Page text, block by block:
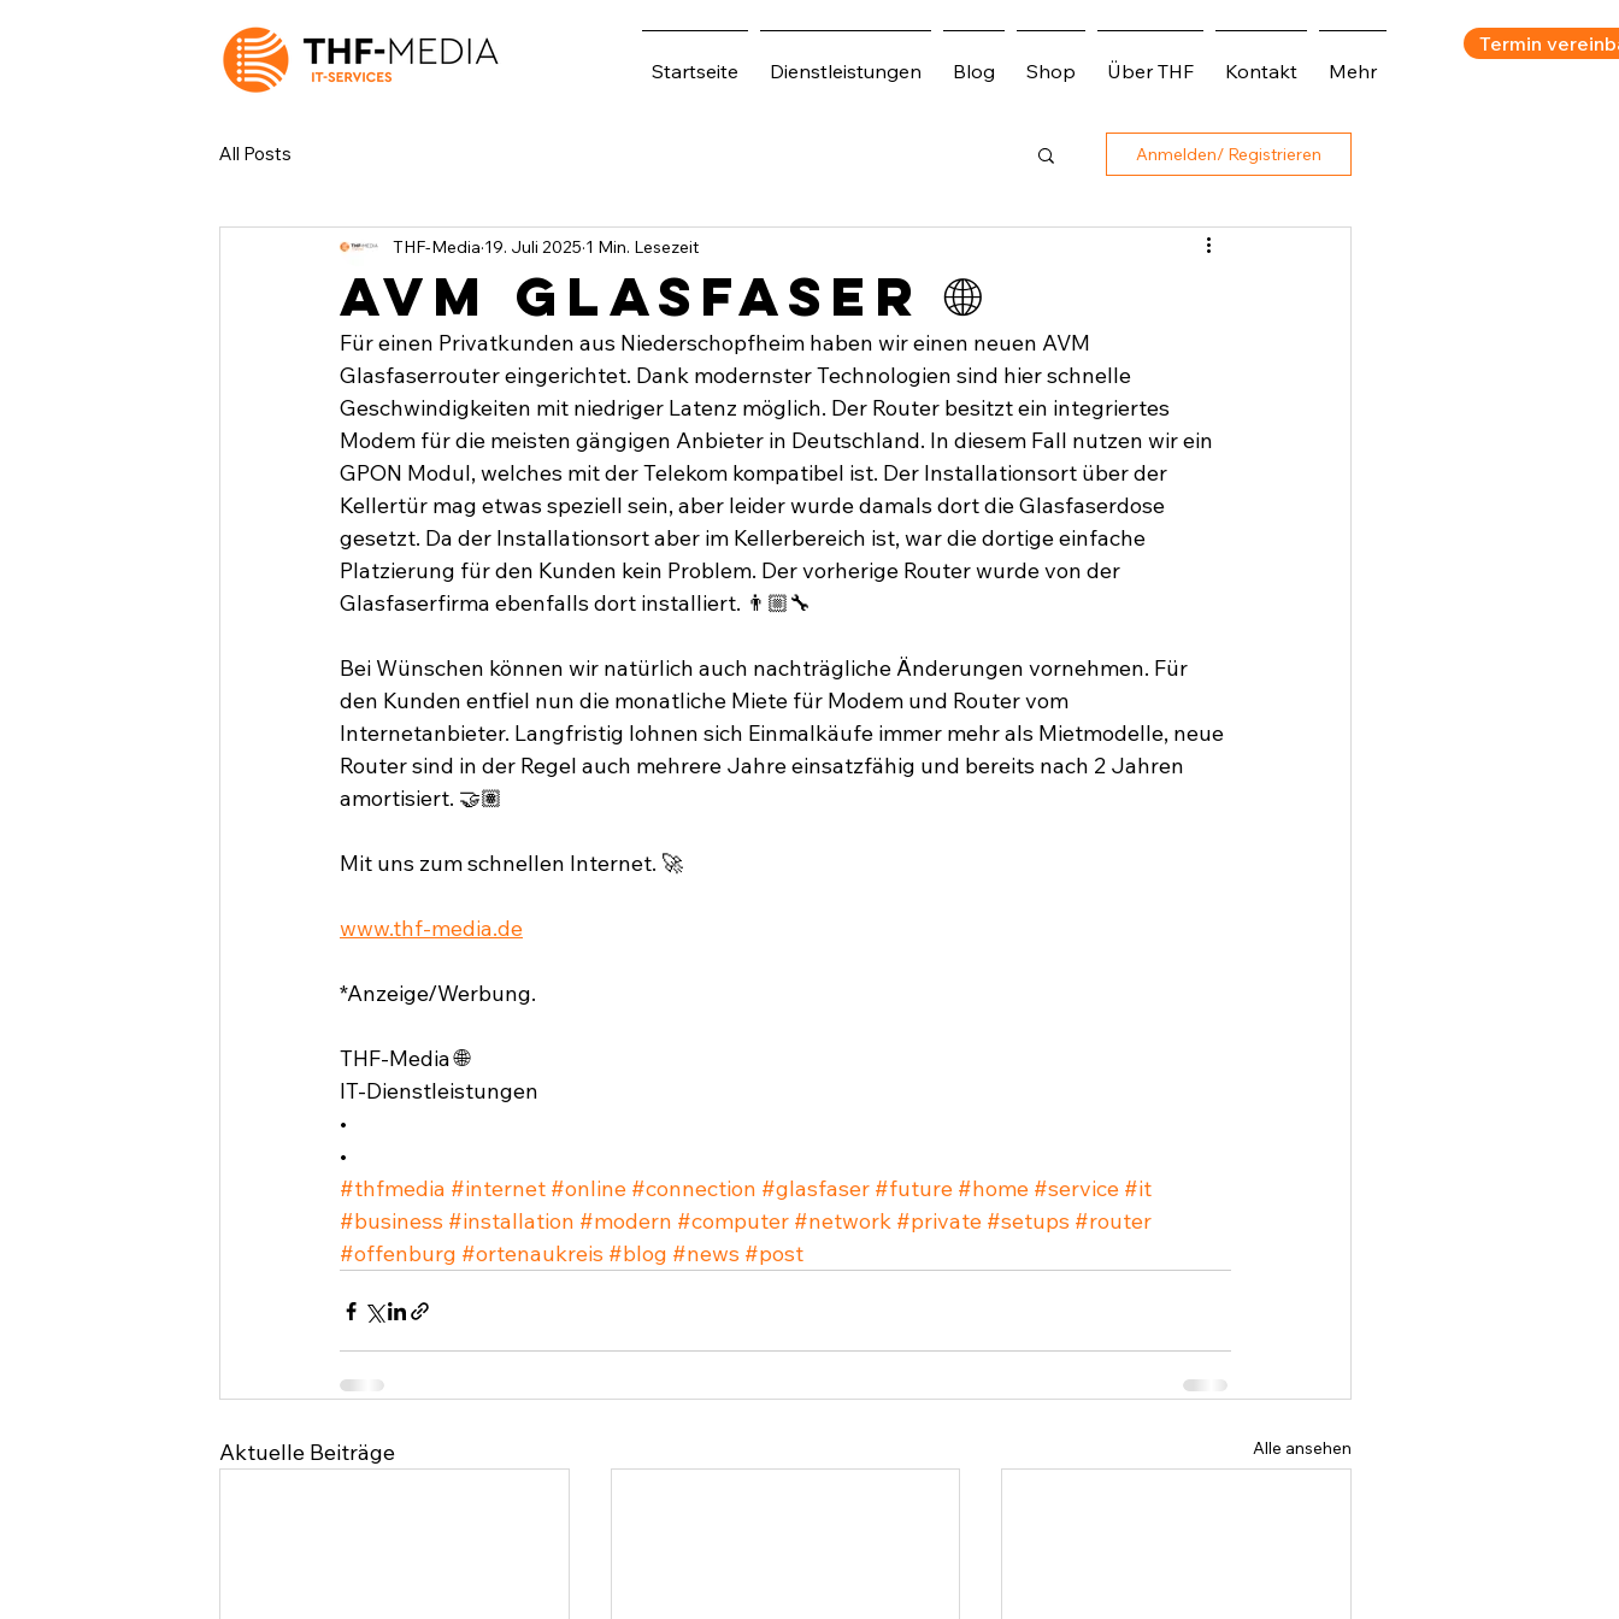
Startseite Dienstleistungen Blog Shop Über THF Kontakt Mehr
Termin
All Posts Anmelden/ Registrieren
AVM Glasfaser 🌐
THF-Media 19. Juli 2025 1 Min. Lesezeit
Für einen Privatkunden aus Niederschopfheim haben wir einen neuen AVM
Glasfaserrouter eingerichtet. Dank modernster Technologien sind hier schnelle
Geschwindigkeiten mit niedriger Latenz möglich. Der Router besitzt ein integriertes
Modem für die meisten gängigen Anbieter in Deutschland. In diesem Fall nutzen wir ein
GPON Modul, welches mit der Telekom kompatibel ist. Der Installationsort über der
Kellertür mag etwas speziell sein, aber leider wurde damals dort die Glasfaserdose
gesetzt. Da der Installationsort aber im Kellerbereich ist, war die dortige einfache
Platzierung für den Kunden kein Problem. Der vorherige Router wurde von der
Glasfaserfirma ebenfalls dort installiert. 👨🏼‍🔧
Bei Wünschen können wir natürlich auch nachträgliche Änderungen vornehmen. Für
den Kunden entfiel nun die monatliche Miete für Modem und Router vom
Internetanbieter. Langfristig lohnen sich Einmalkäufe immer mehr als Mietmodelle, neue
Router sind in der Regel auch mehrere Jahre einsatzfähig und bereits nach 2 Jahren
amortisiert. 🤝🏽
Mit uns zum schnellen Internet. 🚀
www.thf-media.de
*Anzeige/Werbung.
THF-Media 🌐
IT-Dienstleistungen
•
•
#thfmedia #internet #online #connection #glasfaser #future #home #service #it
#business #installation #modern #computer #network #private #setups #router
#offenburg #ortenaukreis #blog #news #post
Aktuelle Beiträge Alle ansehen